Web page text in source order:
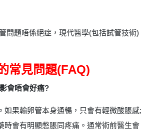
問題唔係絕症，現代醫學(包括試管技術)
常見問題(FAQ)
會唔會好痛?
如果輸卵管本身通暢，只會有輕微酸脹感;
時會有明顯憋脹同疼痛。通常術前醫生會